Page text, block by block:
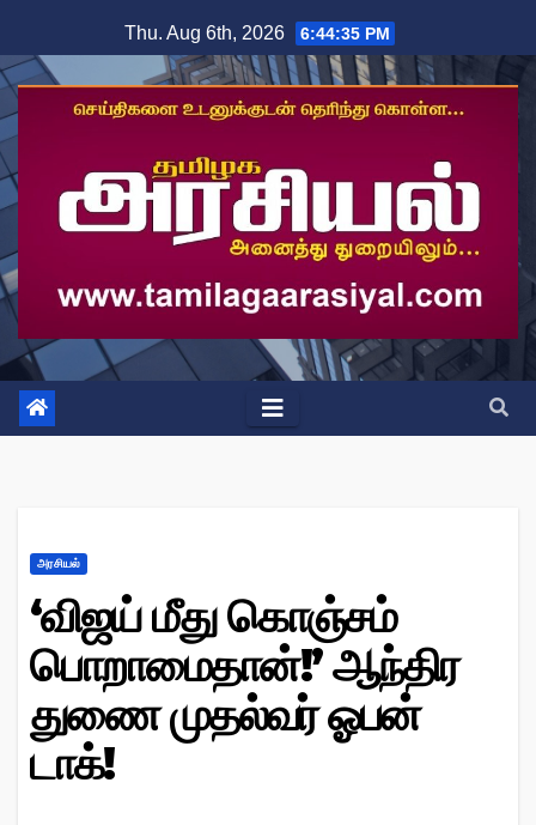
to
content
Thu. Aug 6th, 2026 6:44:35 PM
அரசியல்
‘விஜய் மீது கொஞ்சம்
பொறாமைதான்!’ ஆந்திர
துணை முதல்வர் ஓபன்
டாக்!